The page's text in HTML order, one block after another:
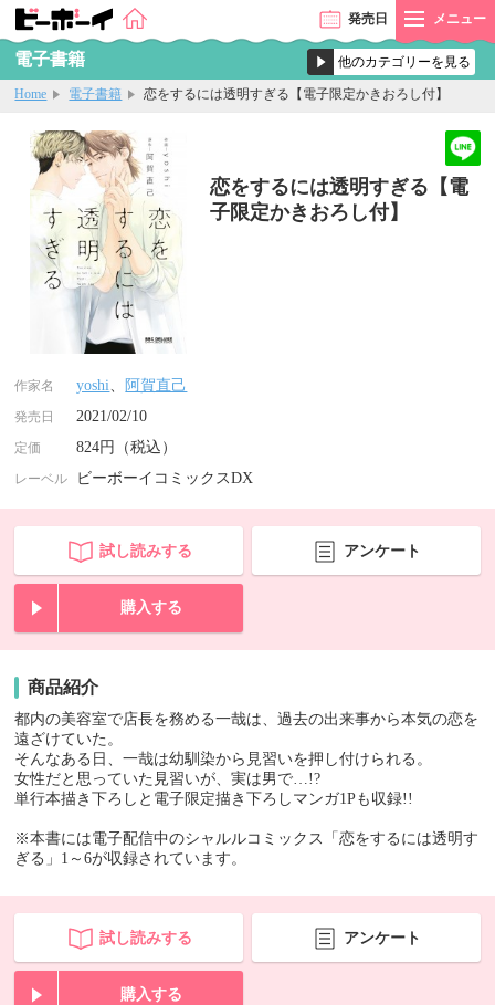
発売日 メニュー
電子書籍
Home 電子書籍 恋をするには透明すぎる【電子限定かきおろし付】
恋をするには透明すぎる【電
子限定かきおろし付】
作家名 yoshi、 阿賀直己
発売日 2021/02/10
定価 824円（税込）
レーベル ビーボーイコミックスDX
試し読みする アンケート
購入する
商品紹介
都内の美容室で店長を務める一哉は、過去の出来事から本気の恋を
遠ざけていた。
そんなある日、一哉は幼馴染から見習いを押し付けられる。
女性だと思っていた見習いが、実は男で…!?
単行本描き下ろしと電子限定描き下ろしマンガ1Pも収録!!
※本書には電子配信中のシャルルコミックス「恋をするには透明す
ぎる」1～6が収録されています。
試し読みする アンケート
購入する